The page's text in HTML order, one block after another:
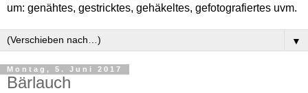
um: genähtes, gestricktes, gehäkeltes, gefotografiertes uvm.
▼
Montag, 5. Juni 2017
Bärlauch